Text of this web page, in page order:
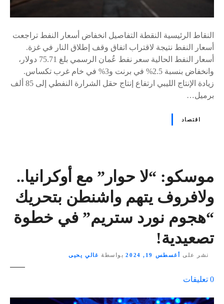
النقاط الرئيسية النقطة التفاصيل انخفاض أسعار النفط تراجعت
أسعار النفط نتيجة لاقتراب اتفاق وقف إطلاق النار في غزة.
أسعار النفط الحالية سعر نفط عُمان الرسمي بلغ 75.71 دولار،
وانخفاض بنسبة 2.5% في برنت و3% في خام غرب تكساس.
زيادة الإنتاج الليبي ارتفاع إنتاج حقل الشرارة النفطي إلى 85 ألف
برميل…
اقتصاد
موسكو: “لا حوار” مع أوكرانيا..
ولافروف يتهم واشنطن بتحريك
“هجوم نورد ستريم” في خطوة
تصعيدية!
نشر على أغسطس 19, 2024 بواسطة غالي يحيى
0 تعليقات